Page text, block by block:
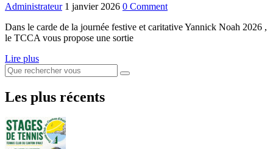
Administrateur 1 janvier 2026 0 Comment
Dans le carde de la journée festive et caritative Yannick Noah 2026 ,
le TCCA vous propose une sortie
Lire plus
Les plus récents